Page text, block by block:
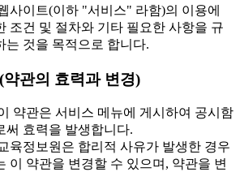
사이트(이하 "서비스" 라함)의 이용에
조건 및 절차와 기타 필요한 사항을 규
는 것을 목적으로 합니다.
약관의 효력과 변경)
약관은 서비스 메뉴에 게시하여 공시함
써 효력을 발생합니다.
육정보원은 합리적 사유가 발생한 경우
이 약관을 변경할 수 있으며, 약관을 변